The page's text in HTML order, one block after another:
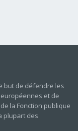
but de défendre les
et de
la Fonction publique
plupart des